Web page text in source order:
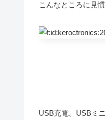
こんなところに見
USB充電。USBミ